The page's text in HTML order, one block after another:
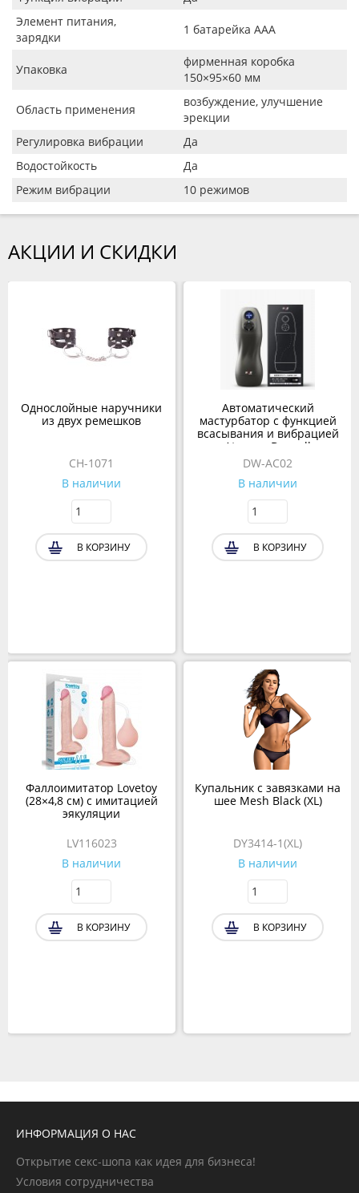
Элемент питания,
зарядки
1 батарейка AAA
Упаковка
фирменная коробка
150×95×60 мм
Область применения
возбуждение, улучшение
эрекции
Регулировка вибрации
Да
Водостойкость
Да
Режим вибрации
10 режимов
АКЦИИ И СКИДКИ
Однослойные наручники
из двух ремешков
CH-1071
В наличии
В КОРЗИНУ
Фаллоимитатор Lovetoy
(28×4,8 см) с имитацией
эякуляции
LV116023
В наличии
В КОРЗИНУ
Автоматический
мастурбатор с функцией
всасывания и вибрацией
Atom от Drywell
DW-AC02
В наличии
В КОРЗИНУ
Купальник с завязками на
шее Mesh Black (XL)
DY3414-1(XL)
В наличии
В КОРЗИНУ
ИНФОРМАЦИЯ О НАС
Открытие секс-шопа как идея для бизнеса!
Условия сотрудничества